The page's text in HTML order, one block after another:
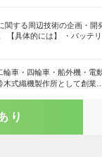
関する周辺技術の企画・開
【具体的には】 ・バッテリ
輪車・四輪車・船外機・電
式織機製作所として創業…
り